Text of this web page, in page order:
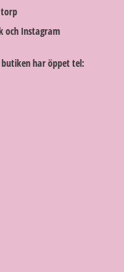
och Instagram
har öppet tel: